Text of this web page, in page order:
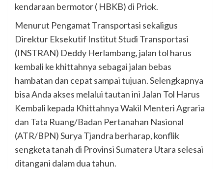
kendaraan bermotor ( HBKB) di Priok.
Menurut Pengamat Transportasi sekaligus
Direktur Eksekutif Institut Studi Transportasi
(INSTRAN) Deddy Herlambang, jalan tol harus
kembali ke khittahnya sebagai jalan bebas
hambatan dan cepat sampai tujuan. Selengkapnya
bisa Anda akses melalui tautan ini Jalan Tol Harus
Kembali kepada Khittahnya Wakil Menteri Agraria
dan Tata Ruang/Badan Pertanahan Nasional
(ATR/BPN) Surya Tjandra berharap, konflik
sengketa tanah di Provinsi Sumatera Utara selesai
ditangani dalam dua tahun.